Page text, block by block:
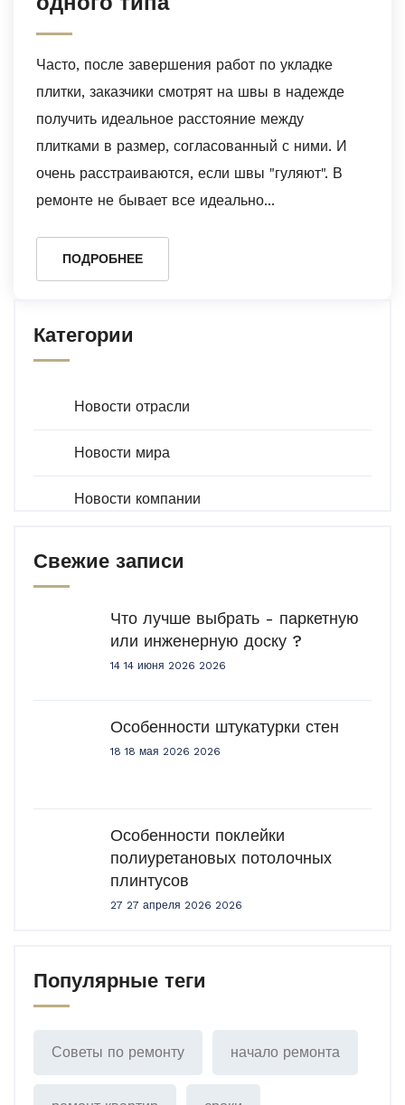
Часто, после завершения работ по укладке
плитки, заказчики смотрят на швы в надежде
получить идеальное расстояние между
плитками в размер, согласованный с ними. И
очень расстраиваются, если швы "гуляют". В
ремонте не бывает все идеально...
ПОДРОБНЕЕ
Категории
Новости отрасли
Новости мира
Новости компании
Свежие записи
Что лучше выбрать - паркетную
или инженерную доску ?
14 14 июня 2026 2026
Особенности штукатурки стен
18 18 мая 2026 2026
Особенности поклейки
полиуретановых потолочных
плинтусов
27 27 апреля 2026 2026
Популярные теги
Советы по ремонту начало ремонта